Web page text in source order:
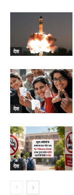
देश
देश
देश